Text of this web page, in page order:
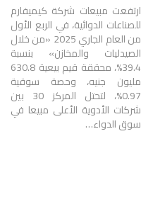
ارتفعت مبيعات شركة كيميفارم
للصناعات الدوائية، في الربع الأول
من العام الجاري 2025 «من خلال
الصيدليات والمخازن» بنسبة
39.4%، محققة قيم بيعية 630.8
مليون جنيه، وحصة سوقية
0.97%، لتحتل المركز 30 بين
شركات الأدوية الأعلى مبيعا في
سوق الدواء…